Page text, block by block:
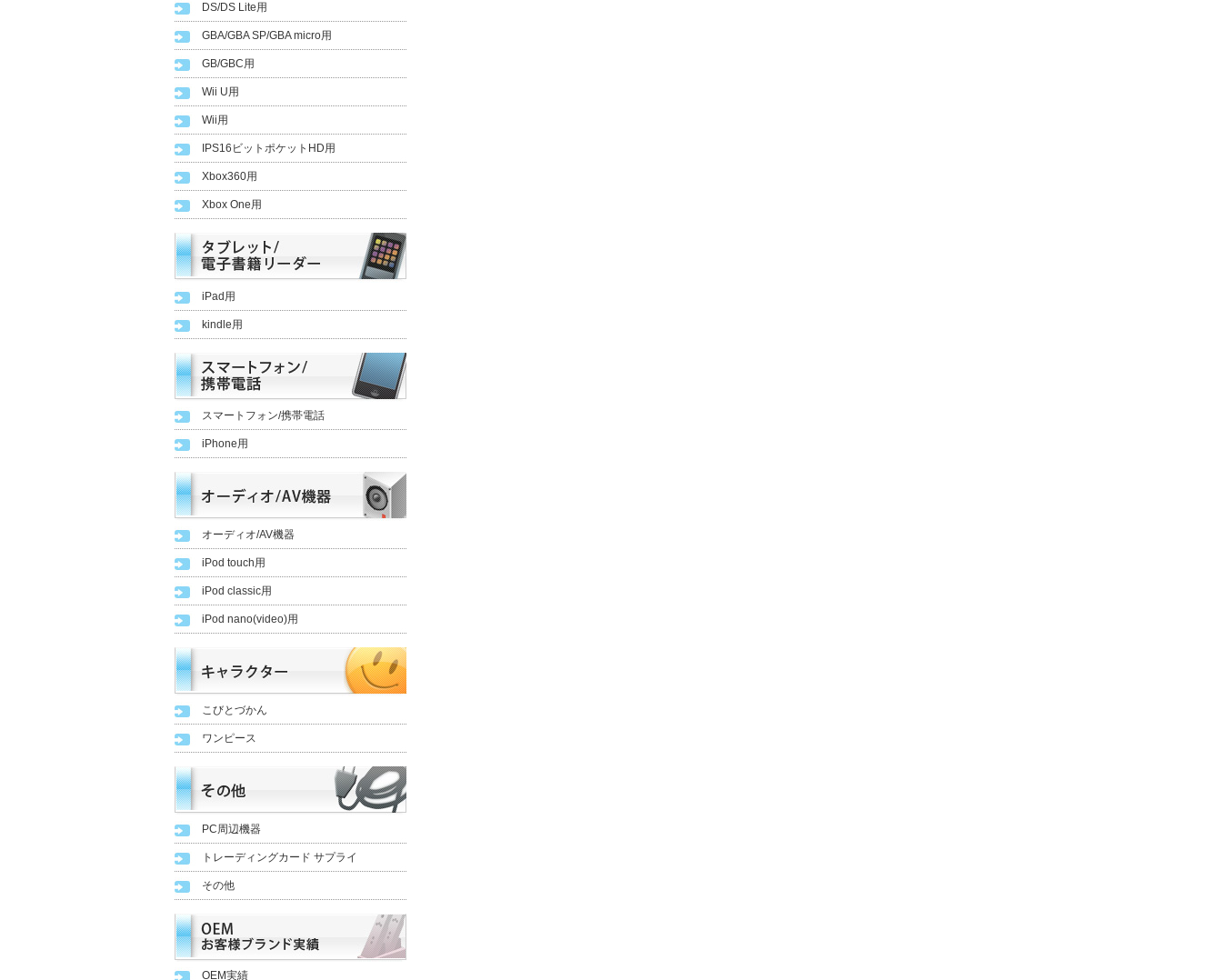
DS/DS Lite用
GBA/GBA SP/GBA micro用
GB/GBC用
Wii U用
Wii用
IPS16ビットポケットHD用
Xbox360用
Xbox One用
iPad用
kindle用
スマートフォン/携帯電話
iPhone用
オーディオ/AV機器
iPod touch用
iPod classic用
iPod nano(video)用
こびとづかん
ワンピース
PC周辺機器
トレーディングカード サプライ
その他
OEM実績